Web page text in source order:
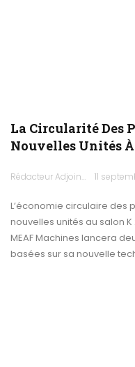
La Circularité Des
Nouvelles Unités À
Rédacteur Adjoint 11
L’économie circulaire des
nouvelles unités au salon K
MEAF Machines lancera
basées sur sa nouvelle